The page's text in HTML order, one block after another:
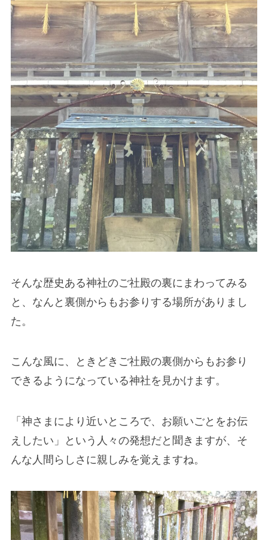
そんな歴史ある神社のご社殿の裏にまわってみる
と、なんと裏側からもお参りする場所がありまし
た。
こんな風に、ときどきご社殿の裏側からもお参り
できるようになっている神社を見かけます。
「神さまにより近いところで、お願いごとをお伝
えしたい」という人々の発想だと聞きますが、そ
んな人間らしさに親しみを覚えますね。